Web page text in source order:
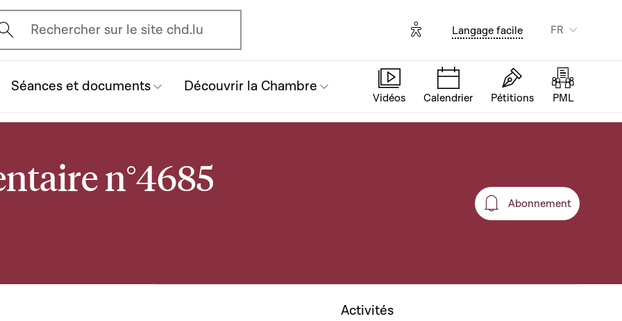
l'écran de recherche
Rechercher sur le site chd.lu Options d'accessibilité
Langage facile FR
Séances et documents Découvrir la Chambre
Vidéos Calendrier Pétitions PML
n°4685
Abonnement
Abonnement
Activités